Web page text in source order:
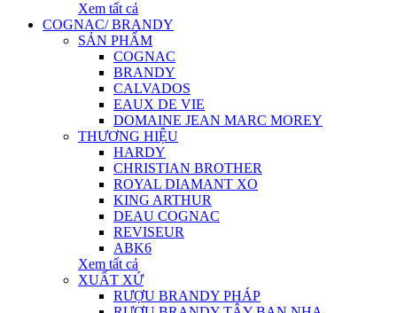
Xem tất cả
COGNAC/ BRANDY
SẢN PHẨM
COGNAC
BRANDY
CALVADOS
EAUX DE VIE
DOMAINE JEAN MARC MOREY
THƯƠNG HIỆU
HARDY
CHRISTIAN BROTHER
ROYAL DIAMANT XO
KING ARTHUR
DEAU COGNAC
REVISEUR
ABK6
Xem tất cả
XUẤT XỨ
RƯỢU BRANDY PHÁP